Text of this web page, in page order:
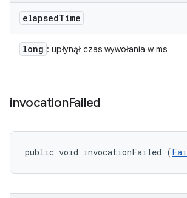
elapsedTime
long : upłynął czas wywołania w ms
invocationFailed
public void invocationFailed (